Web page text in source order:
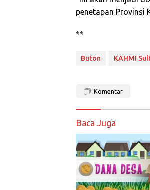
penetapan Provinsi
**
Buton KAHMI
Komentar
Baca Juga